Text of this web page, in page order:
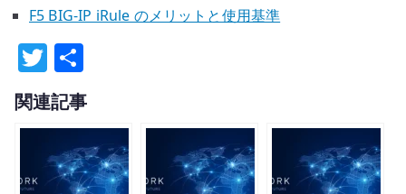
F5 BIG-IP iRule のメリットと使用基準
T
w
it
te
r
有
関連記事